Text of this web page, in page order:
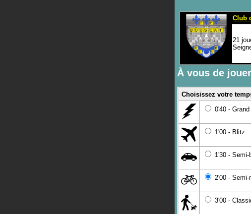
Club
21
À vous de jouer
Choisissez votre
0'40 -
1'00 - Blitz
1'30 - Semi-
2'00 - Semi-
3'00 -